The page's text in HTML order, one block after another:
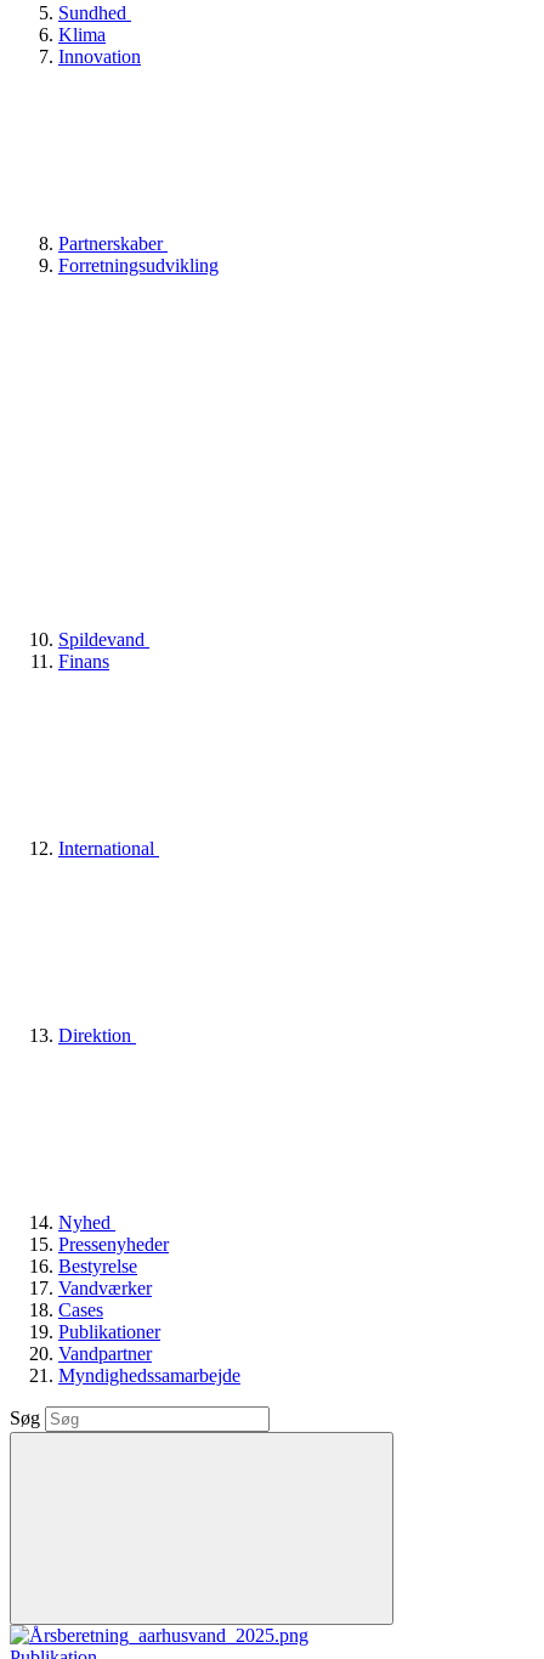
Sundhed
Klima
Innovation
Partnerskaber
Forretningsudvikling
Spildevand
Finans
International
Direktion
Nyhed
Pressenyheder
Bestyrelse
Vandværker
Cases
Publikationer
Vandpartner
Myndighedssamarbejde
Søg